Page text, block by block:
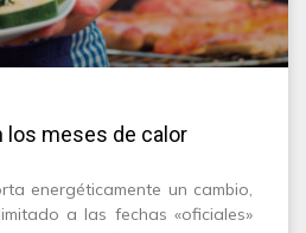
los meses de calor
energéticamente un cambio,
a las fechas «oficiales»